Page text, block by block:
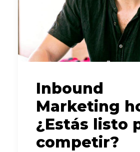
Inbound
Marketing
¿Estás listo
competir?